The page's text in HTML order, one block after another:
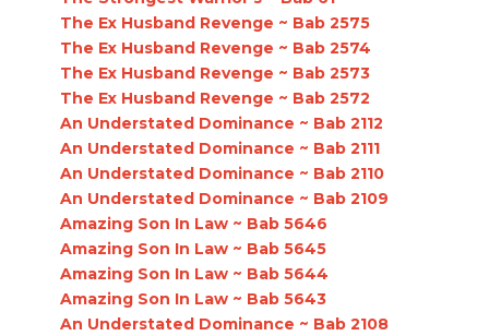
The Ex Husband Revenge ~ Bab 2575
The Ex Husband Revenge ~ Bab 2574
The Ex Husband Revenge ~ Bab 2573
The Ex Husband Revenge ~ Bab 2572
An Understated Dominance ~ Bab 2112
An Understated Dominance ~ Bab 2111
An Understated Dominance ~ Bab 2110
An Understated Dominance ~ Bab 2109
Amazing Son In Law ~ Bab 5646
Amazing Son In Law ~ Bab 5645
Amazing Son In Law ~ Bab 5644
Amazing Son In Law ~ Bab 5643
An Understated Dominance ~ Bab 2108